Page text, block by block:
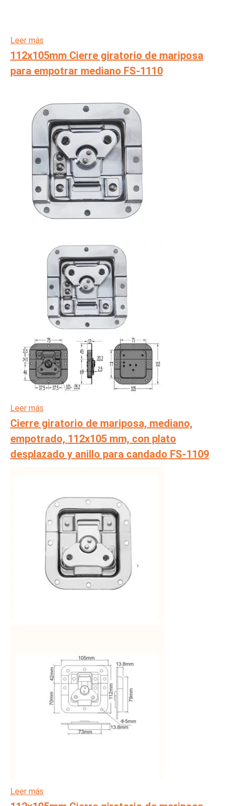
Leer más
112x105mm Cierre giratorio de mariposa
para empotrar mediano FS-1110
Leer más
Cierre giratorio de mariposa, mediano,
empotrado, 112x105 mm, con plato
desplazado y anillo para candado FS-1109
Leer más